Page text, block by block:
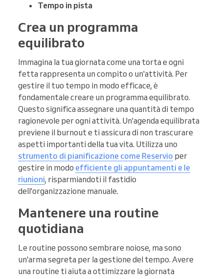
Tempo in pista
Crea un programma
equilibrato
Immagina la tua giornata come una torta e ogni
fetta rappresenta un compito o un'attività. Per
gestire il tuo tempo in modo efficace, è
fondamentale creare un programma equilibrato.
Questo significa assegnare una quantità di tempo
ragionevole per ogni attività. Un'agenda equilibrata
previene il burnout e ti assicura di non trascurare
aspetti importanti della tua vita. Utilizza uno
strumento di pianificazione come Reservio per
gestire in modo efficiente gli appuntamenti e le
riunioni, risparmiandoti il fastidio
dell'organizzazione manuale.
Mantenere una routine
quotidiana
Le routine possono sembrare noiose, ma sono
un'arma segreta per la gestione del tempo. Avere
una routine ti aiuta a ottimizzare la giornata